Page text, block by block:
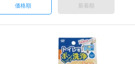
価格順 新着順